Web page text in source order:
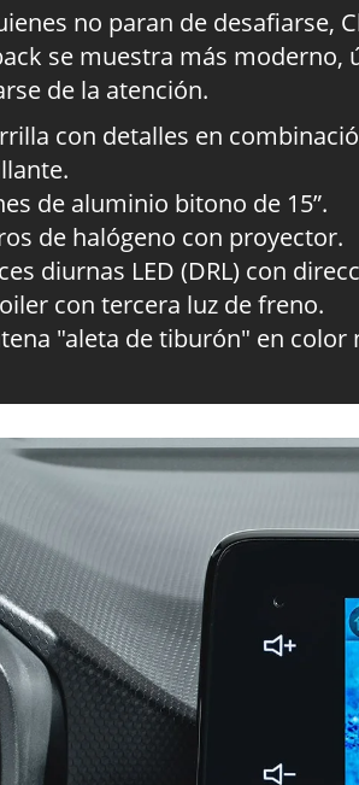
no paran de desafiarse,
se muestra más moderno,
de la atención.
con detalles en
de aluminio bitono de 15”.
de halógeno con proyector.
diurnas LED (DRL) con
con tercera luz de freno.
"aleta de tiburón" en color